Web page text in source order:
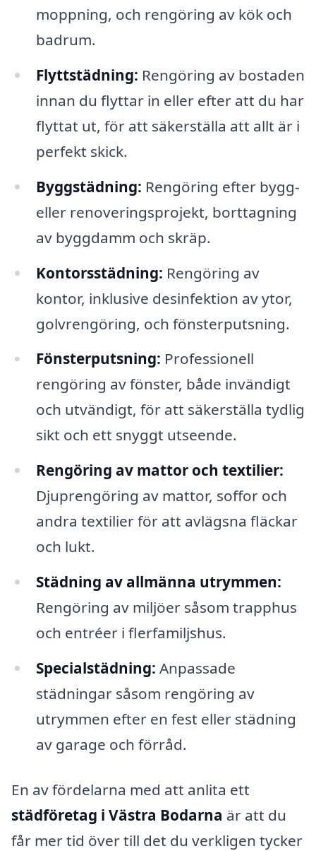
moppning, och rengöring av kök och
badrum.
Flyttstädning: Rengöring av bostaden
innan du flyttar in eller efter att du har
flyttat ut, för att säkerställa att allt är i
perfekt skick.
Byggstädning: Rengöring efter bygg-
eller renoveringsprojekt, borttagning
av byggdamm och skräp.
Kontorsstädning: Rengöring av
kontor, inklusive desinfektion av ytor,
golvrengöring, och fönsterputsning.
Fönsterputsning: Professionell
rengöring av fönster, både invändigt
och utvändigt, för att säkerställa tydlig
sikt och ett snyggt utseende.
Rengöring av mattor och textilier:
Djuprengöring av mattor, soffor och
andra textilier för att avlägsna fläckar
och lukt.
Städning av allmänna utrymmen:
Rengöring av miljöer såsom trapphus
och entréer i flerfamiljshus.
Specialstädning: Anpassade
städningar såsom rengöring av
utrymmen efter en fest eller städning
av garage och förråd.
En av fördelarna med att anlita ett
städföretag i Västra Bodarna är att du
får mer tid över till det du verkligen tycker